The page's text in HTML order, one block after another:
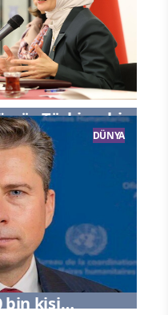
Türkiye, bir
adıdır
bin kişi
DÜNYA